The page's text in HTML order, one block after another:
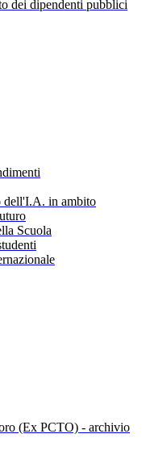
dei dipendenti pubblici
dell'I.A. in ambito
Scuola
(Ex PCTO) - archivio